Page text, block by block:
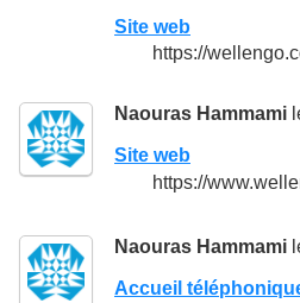
Site web
https://
Naouras Hammami
Site web
https://
Naouras Hammami
Accueil